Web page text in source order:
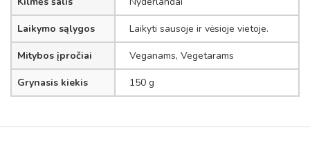
Laikymo sąlygos Laikyti sausoje ir vėsioje vietoje.
Mitybos įpročiai Veganams, Vegetarams
Grynasis kiekis 150 g